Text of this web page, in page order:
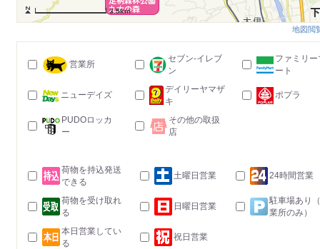
3.5km
地図閲
営業所
セブン-イレブ
ン
ファミリー
ート
ニューデイズ
デイリーヤマザ
キ
ポプラ
PUDOロッカ
ー
その他の取扱
店
荷物を持込発送
できる
土曜日営業 24時間営業
荷物を受け取れ
る
日曜日営業
駐車場あり
業所のみ）
本日営業してい
る
祝日営業